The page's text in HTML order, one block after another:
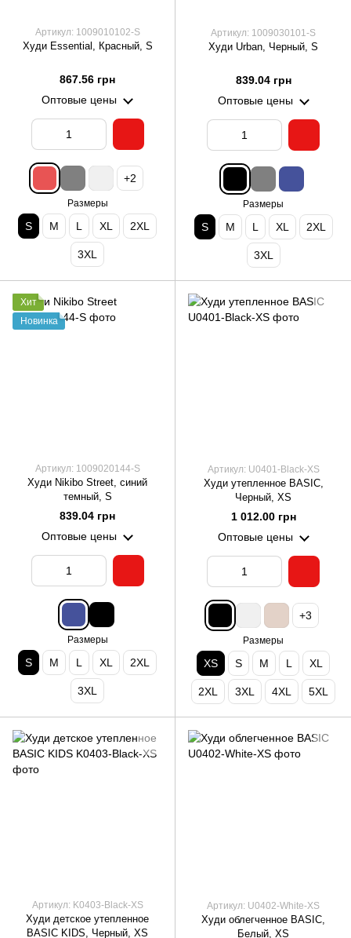
Артикул: 1009010102-S
Худи Essential, Красный, S
867.56 грн
Оптовые цены
+2
Размеры
S M L XL 2XL
3XL
Артикул: 1009030101-S
Худи Urban, Черный, S
839.04 грн
Оптовые цены
Размеры
S M L XL 2XL
3XL
Хит
Новинка
Артикул: 1009020144-S
Худи Nikibo Street, синий
темный, S
839.04 грн
Оптовые цены
Размеры
S M L XL 2XL
3XL
Артикул: U0401-Black-XS
Худи утепленное BASIC,
Черный, XS
1 012.00 грн
Оптовые цены
+3
Размеры
XS S M L XL
2XL 3XL 4XL 5XL
Артикул: K0403-Black-XS
Худи детское утепленное
BASIC KIDS, Черный, XS
Артикул: U0402-White-XS
Худи облегченное BASIC,
Белый, XS